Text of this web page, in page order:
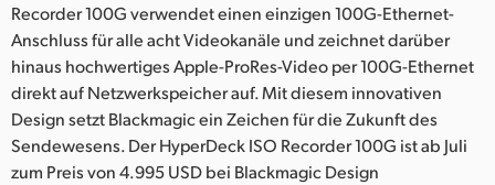
Malaysia
Netherlands
New Zealand
Norway
Recorder 100G verwendet einen einzigen 100G-Ethernet-
Anschluss für alle acht Videokanäle und zeichnet darüber
hinaus hochwertiges Apple-ProRes-Video per 100G-Ethernet
direkt auf Netzwerkspeicher auf. Mit diesem innovativen
Design setzt Blackmagic ein Zeichen für die Zukunft des
Sendewesens. Der HyperDeck ISO Recorder 100G ist ab Juli
zum Preis von 4.995 USD bei Blackmagic Design